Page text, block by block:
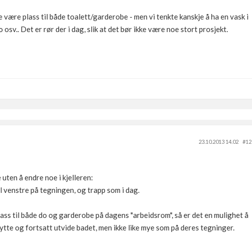
være plass til både toalett/garderobe - men vi tenkte kanskje å ha en vask i
osv.. Det er rør der i dag, slik at det bør ikke være noe stort prosjekt.
23.10.2013 14.02
#12
å endre noe i kjelleren:
på tegningen, og trapp som i dag.
til både do og garderobe på dagens "arbeidsrom", så er det en mulighet å
og fortsatt utvide badet, men ikke like mye som på deres tegninger.